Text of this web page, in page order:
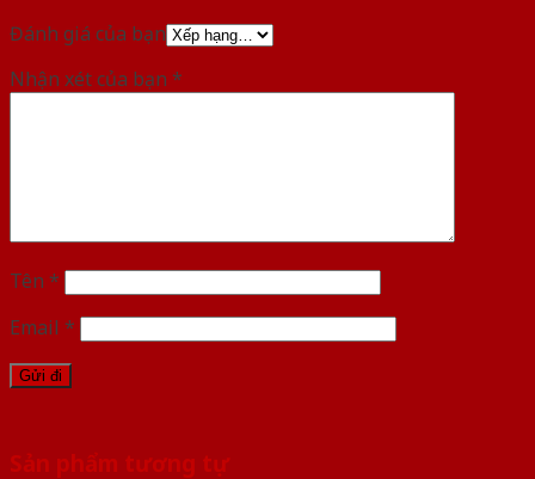
Đánh giá của bạn
Nhận xét của bạn *
Tên *
Email *
Sản phẩm tương tự